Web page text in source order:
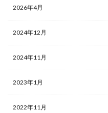
2026年4月
2024年12月
2024年11月
2023年1月
2022年11月